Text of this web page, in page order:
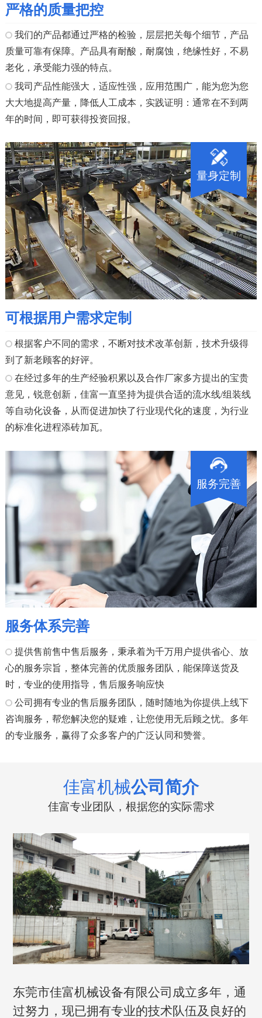
严格的质量把控
我们的产品都通过严格的检验，层层把关每个细节，产品
质量可靠有保障。产品具有耐酸，耐腐蚀，绝缘性好，不易
老化，承受能力强的特点。
我司产品性能强大，适应性强，应用范围广，能为您为您
大大地提高产量，降低人工成本，实践证明：通常在不到两
年的时间，即可获得投资回报。
量身定制
可根据用户需求定制
根据客户不同的需求，不断对技术改革创新，技术升级得
到了新老顾客的好评。
在经过多年的生产经验积累以及合作厂家多方提出的宝贵
意见，锐意创新，佳富一直坚持为提供合适的流水线/组装线
等自动化设备，从而促进加快了行业现代化的速度，为行业
的标准化进程添砖加瓦。
服务完善
服务体系完善
提供售前售中售后服务，秉承着为千万用户提供省心、放
心的服务宗旨，整体完善的优质服务团队，能保障送货及
时，专业的使用指导，售后服务响应快
公司拥有专业的售后服务团队，随时随地为你提供上线下
咨询服务，帮您解决您的疑难，让您使用无后顾之忧。多年
的专业服务，赢得了众多客户的广泛认同和赞誉。
佳富机械公司简介
佳富专业团队，根据您的实际需求
东莞市佳富机械设备有限公司成立多年，通
过努力，现已拥有专业的技术队伍及良好的